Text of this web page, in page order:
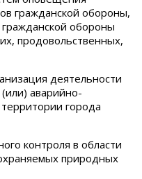
гражданской обороны,
обороны
продовольственных,
деятельности
аварийно-
города
контроля в области
природных